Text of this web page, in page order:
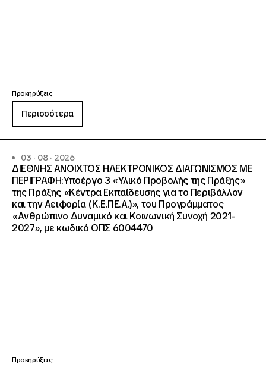
Προκηρύξεις
Περισσότερα
03 · 08 · 2026
ΔΙΕΘΝΗΣ ΑΝΟΙΧΤΟΣ ΗΛΕΚΤΡΟΝΙΚΟΣ ΔΙΑΓΩΝΙΣΜΟΣ ΜΕ
ΠΕΡΙΓΡΑΦΗ:Υποέργο 3 «Υλικό Προβολής της Πράξης»
της Πράξης «Κέντρα Εκπαίδευσης για το Περιβάλλον
και την Αειφορία (Κ.Ε.ΠΕ.Α.)», του Προγράμματος
«Ανθρώπινο Δυναμικό και Κοινωνική Συνοχή 2021-
2027», με κωδικό ΟΠΣ 6004470
Προκηρύξεις